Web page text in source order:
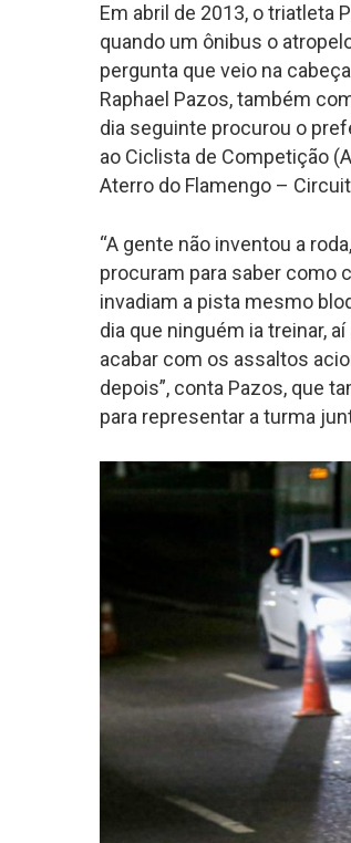
Em abril de 2013, o triatleta
quando um ônibus o
pergunta que veio na
Raphael Pazos, também
dia seguinte procurou o
ao Ciclista de Competição
Aterro do Flamengo –
“A gente não inventou a
procuram para saber como
invadiam a pista mesmo
dia que ninguém ia treinar,
acabar com os assaltos
depois”, conta Pazos, que
para representar a turma